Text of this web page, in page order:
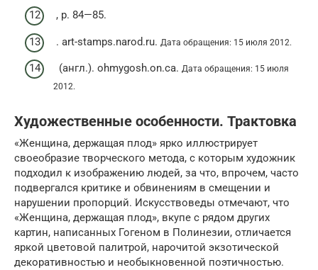
, p. 84—85.
. art-stamps.narod.ru. Дата обращения: 15 июля 2012.
(англ.). ohmygosh.on.ca. Дата обращения: 15 июля
2012.
Художественные особенности. Трактовка
«Женщина, держащая плод» ярко иллюстрирует
своеобразие творческого метода, с которым художник
подходил к изображению людей, за что, впрочем, часто
подвергался критике и обвинениям в смещении и
нарушении пропорций. Искусствоведы отмечают, что
«Женщина, держащая плод», вкупе с рядом других
картин, написанных Гогеном в Полинезии, отличается
яркой цветовой палитрой, нарочитой экзотической
декоративностью и необыкновенной поэтичностью.